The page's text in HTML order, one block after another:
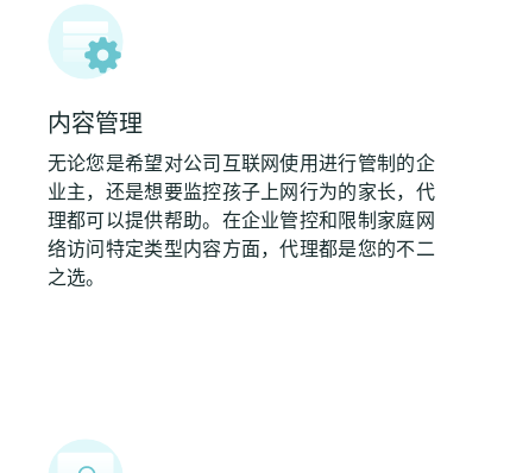
内容管理
无论您是希望对公司互联网使用进行管制的企
业主，还是想要监控孩子上网行为的家长，代
理都可以提供帮助。在企业管控和限制家庭网
络访问特定类型内容方面，代理都是您的不二
之选。